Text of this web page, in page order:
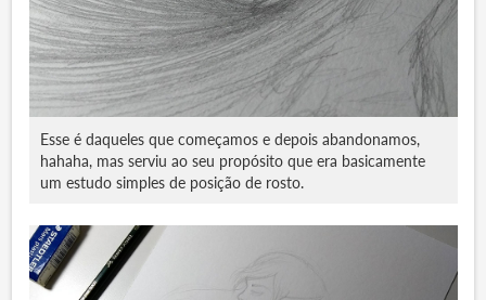
Esse é daqueles que começamos e depois abandonamos,
hahaha, mas serviu ao seu propósito que era basicamente
um estudo simples de posição de rosto.